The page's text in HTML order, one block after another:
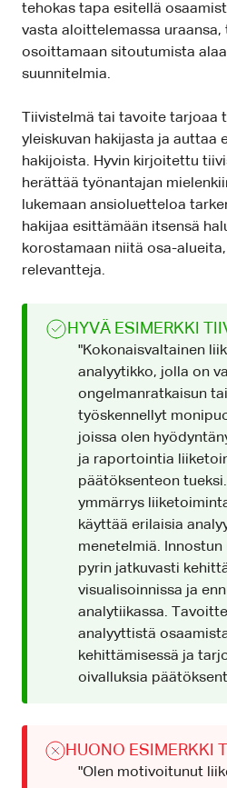
tehokas tapa esitellä
vasta aloittelemassa
osoittamaan sitoutumista
suunnitelmia.
Tiivistelmä tai tavoite tarjoaa
yleiskuvan hakijasta ja auttaa
hakijoista. Hyvin kirjoitettu
herättää työnantajan
lukemaan ansioluetteloa
hakijaa esittämään itsensä
korostamaan niitä osa-
relevantteja.
HYVÄ ESIMERKKI
"Kokonaisvaltainen
analyytikko, jolla on
ongelmanratkaisun
työskennellyt
joissa olen
ja raportointia
päätöksenteon
ymmärrys
käyttää erilaisia
menetelmiä.
pyrin jatkuvasti
visualisoinnissa ja
analytiikassa.
analyyttistä
kehittämisessä ja
oivalluksia
HUONO ESIMERKKI
"Olen motivoitunut